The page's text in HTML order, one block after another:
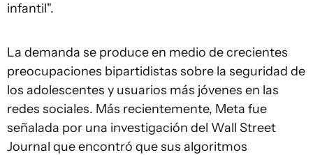
infantil".
La demanda se produce en medio de crecientes
preocupaciones bipartidistas sobre la seguridad de
los adolescentes y usuarios más jóvenes en las
redes sociales. Más recientemente, Meta fue
señalada por una investigación del Wall Street
Journal que encontró que sus algoritmos